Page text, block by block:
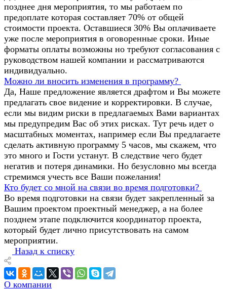
позднее дня мероприятия, то мы работаем по
предоплате которая составляет 70% от общей
стоимости проекта. Оставшиеся 30% Вы оплачиваете
уже после мероприятия в оговоренные сроки. Иные
форматы оплаты возможны но требуют согласования с
руководством нашей компании и рассматриваются
индивидуально.
Можно ли вносить изменения в программу?
Да, Наше предложение является драфтом и Вы можете
предлагать свое видение и корректировки. В случае,
если мы видим риски в предлагаемых Вами вариантах
мы предупредим Вас об этих рисках. Тут речь идет о
масштабных моментах, например если Вы предлагаете
сделать активную программу 5 часов, мы скажем, что
это много и Гости устанут. В следствие чего будет
негатив и потеря динамики. Но безусловно мы всегда
стремимся учесть все Ваши пожелания!
Кто будет со мной на связи во время подготовки?
Во время подготовки на связи будет закрепленный за
Вашим проектом проектный менеджер, а на более
позднем этапе подключится координатор проекта,
который будет лично присутствовать на самом
мероприятии.
Назад к списку
О компании